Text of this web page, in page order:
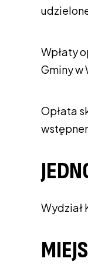
Wpłaty
Gminy w
Opłata
Wydział